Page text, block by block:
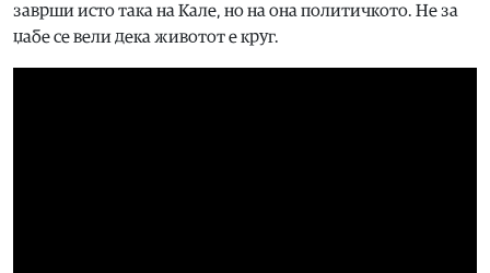
заврши исто така на Кале, но на она политичкото. Не за
џабе се вели дека животот е круг.